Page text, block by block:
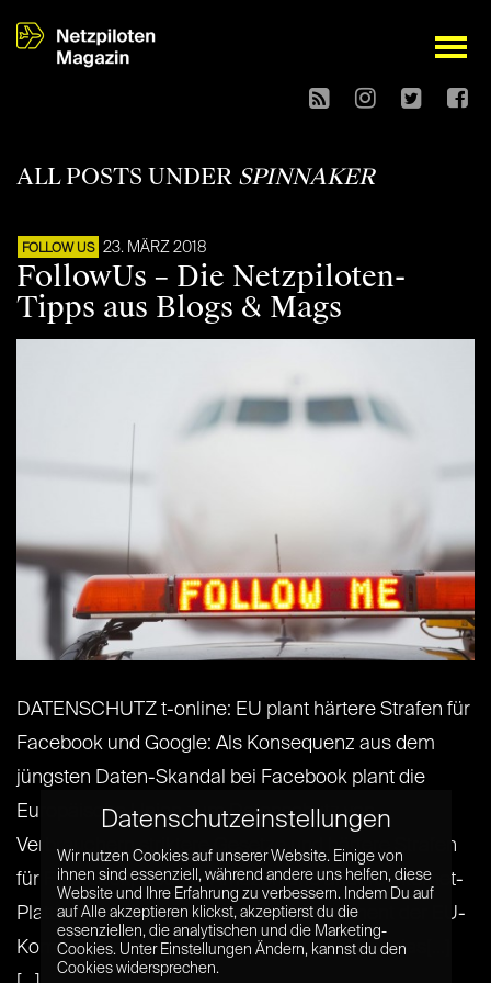
open
ALL POSTS UNDER SPINNAKER
FOLLOW US 23. MÄRZ 2018
FollowUs – Die Netzpiloten-
Tipps aus Blogs & Mags
DATENSCHUTZ t-online: EU plant härtere Strafen für
Facebook und Google: Als Konsequenz aus dem
jüngsten Daten-Skandal bei Facebook plant die
Europäische Union zum Datenschutz von
Verbrauchern striktere Gesetze und härtere Strafen
für Facebook, Google, Amazon und andere Internet-
Plattformen. Das geht aus einem Dokument der EU-
Kommission hervor. Bei Zustimmung durch das[...]
Datenschutzeinstellungen
Wir nutzen Cookies auf unserer Website. Einige von
ihnen sind essenziell, während andere uns helfen, diese
Website und Ihre Erfahrung zu verbessern. Indem Du auf
auf Alle akzeptieren klickst, akzeptierst du die
essenziellen, die analytischen und die Marketing-
Cookies. Unter Einstellungen Ändern, kannst du den
Cookies widersprechen.